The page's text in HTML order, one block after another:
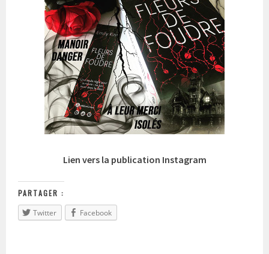
Lien vers la publication Instagram
PARTAGER :
Twitter
Facebook